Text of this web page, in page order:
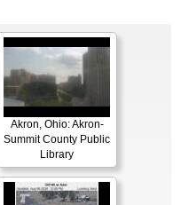
Akron, Ohio: Akron-
Summit County Public
Library